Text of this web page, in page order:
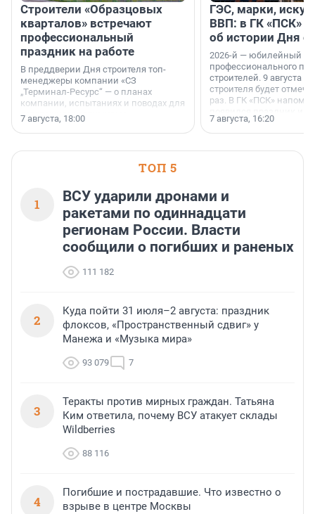
Строители «Образцовых
кварталов» встречают
профессиональный
праздник на работе
В преддверии Дня строителя топ-
менеджеры компании «СЗ
„Терминал-Ресурс“ — о планах
компании, испытаниях и поводах для
осторожного оптимизма.
7 августа, 18:00
ГЭС, марки,
ВВП: в ГК «ПСК»
об истории Дня
2026-й — юбилейный
профессионального
строителей. 9 августа
строителя будет
раз. В ГК «ПСК»
поменялась роль
7 августа, 16:20
ТОП 5
1
ВСУ ударили дронами и
ракетами по одиннадцати
регионам России. Власти
сообщили о погибших и раненых
111 182
2
Куда пойти 31 июля–2 августа: праздник
флоксов, «Пространственный сдвиг» у
Манежа и «Музыка мира»
93 079 7
3
Теракты против мирных граждан. Татьяна
Ким ответила, почему ВСУ атакует склады
Wildberries
88 116
4
Погибшие и пострадавшие. Что известно о
взрыве в центре Москвы